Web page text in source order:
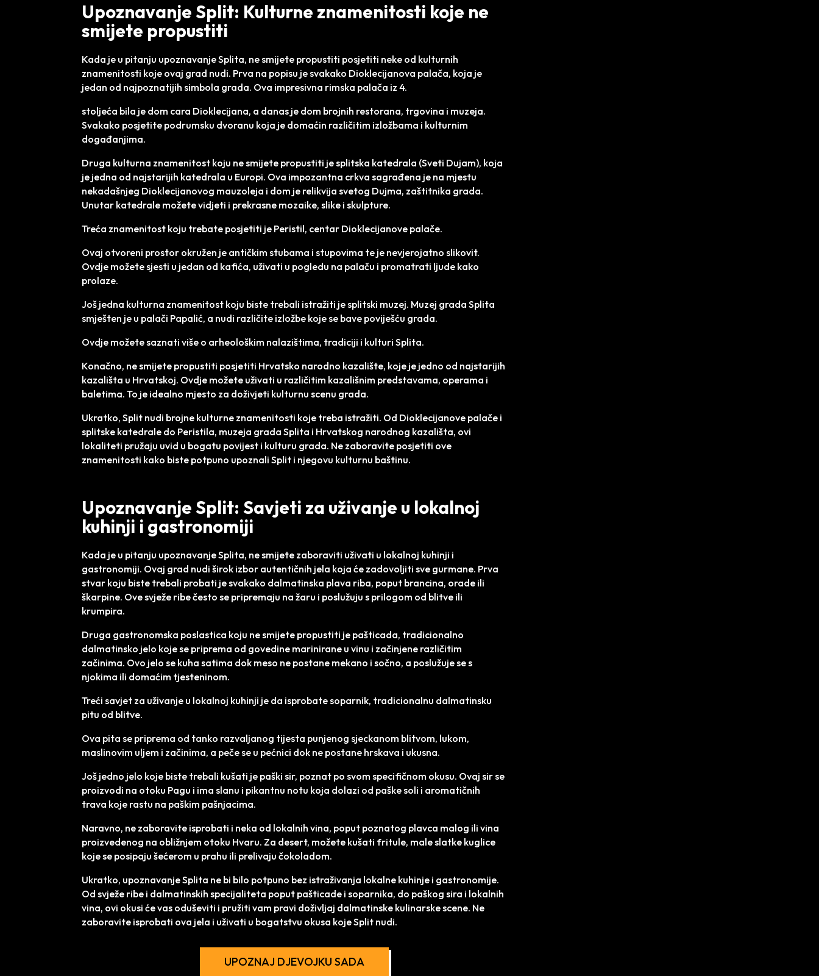
Upoznavanje Split: Kulturne znamenitosti koje ne
smijete propustiti
Kada je u pitanju upoznavanje Splita, ne smijete propustiti posjetiti neke od kulturnih
znamenitosti koje ovaj grad nudi. Prva na popisu je svakako Dioklecijanova palača, koja je
jedan od najpoznatijih simbola grada. Ova impresivna rimska palača iz 4.
stoljeća bila je dom cara Dioklecijana, a danas je dom brojnih restorana, trgovina i muzeja.
Svakako posjetite podrumsku dvoranu koja je domaćin različitim izložbama i kulturnim
događanjima.
Druga kulturna znamenitost koju ne smijete propustiti je splitska katedrala (Sveti Dujam), koja
je jedna od najstarijih katedrala u Europi. Ova impozantna crkva sagrađena je na mjestu
nekadašnjeg Dioklecijanovog mauzoleja i dom je relikvija svetog Dujma, zaštitnika grada.
Unutar katedrale možete vidjeti i prekrasne mozaike, slike i skulpture.
Treća znamenitost koju trebate posjetiti je Peristil, centar Dioklecijanove palače.
Ovaj otvoreni prostor okružen je antičkim stubama i stupovima te je nevjerojatno slikovit.
Ovdje možete sjesti u jedan od kafića, uživati u pogledu na palaču i promatrati ljude kako
prolaze.
Još jedna kulturna znamenitost koju biste trebali istražiti je splitski muzej. Muzej grada Splita
smješten je u palači Papalić, a nudi različite izložbe koje se bave poviješću grada.
Ovdje možete saznati više o arheološkim nalazištima, tradiciji i kulturi Splita.
Konačno, ne smijete propustiti posjetiti Hrvatsko narodno kazalište, koje je jedno od najstarijih
kazališta u Hrvatskoj. Ovdje možete uživati u različitim kazališnim predstavama, operama i
baletima. To je idealno mjesto za doživjeti kulturnu scenu grada.
Ukratko, Split nudi brojne kulturne znamenitosti koje treba istražiti. Od Dioklecijanove palače i
splitske katedrale do Peristila, muzeja grada Splita i Hrvatskog narodnog kazališta, ovi
lokaliteti pružaju uvid u bogatu povijest i kulturu grada. Ne zaboravite posjetiti ove
znamenitosti kako biste potpuno upoznali Split i njegovu kulturnu baštinu.
Upoznavanje Split: Savjeti za uživanje u lokalnoj
kuhinji i gastronomiji
Kada je u pitanju upoznavanje Splita, ne smijete zaboraviti uživati u lokalnoj kuhinji i
gastronomiji. Ovaj grad nudi širok izbor autentičnih jela koja će zadovoljiti sve gurmane. Prva
stvar koju biste trebali probati je svakako dalmatinska plava riba, poput brancina, orade ili
škarpine. Ove svježe ribe često se pripremaju na žaru i poslužuju s prilogom od blitve ili
krumpira.
Druga gastronomska poslastica koju ne smijete propustiti je pašticada, tradicionalno
dalmatinsko jelo koje se priprema od govedine marinirane u vinu i začinjene različitim
začinima. Ovo jelo se kuha satima dok meso ne postane mekano i sočno, a poslužuje se s
njokima ili domaćim tjesteninom.
Treći savjet za uživanje u lokalnoj kuhinji je da isprobate soparnik, tradicionalnu dalmatinsku
pitu od blitve.
Ova pita se priprema od tanko razvaljanog tijesta punjenog sjeckanom blitvom, lukom,
maslinovim uljem i začinima, a peče se u pećnici dok ne postane hrskava i ukusna.
Još jedno jelo koje biste trebali kušati je paški sir, poznat po svom specifičnom okusu. Ovaj sir se
proizvodi na otoku Pagu i ima slanu i pikantnu notu koja dolazi od paške soli i aromatičnih
trava koje rastu na paškim pašnjacima.
Naravno, ne zaboravite isprobati i neka od lokalnih vina, poput poznatog plavca malog ili vina
proizvedenog na obližnjem otoku Hvaru. Za desert, možete kušati fritule, male slatke kuglice
koje se posipaju šećerom u prahu ili prelivaju čokoladom.
Ukratko, upoznavanje Splita ne bi bilo potpuno bez istraživanja lokalne kuhinje i gastronomije.
Od svježe ribe i dalmatinskih specijaliteta poput pašticade i soparnika, do paškog sira i lokalnih
vina, ovi okusi će vas oduševiti i pružiti vam pravi doživljaj dalmatinske kulinarske scene. Ne
zaboravite isprobati ova jela i uživati u bogatstvu okusa koje Split nudi.
UPOZNAJ DJEVOJKU SADA